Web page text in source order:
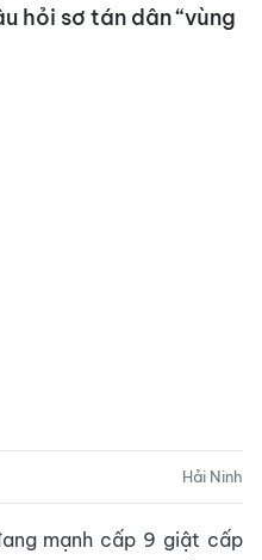
hỏi sơ tán dân “vùng
Hải Ninh
mạnh cấp 9 giật cấp